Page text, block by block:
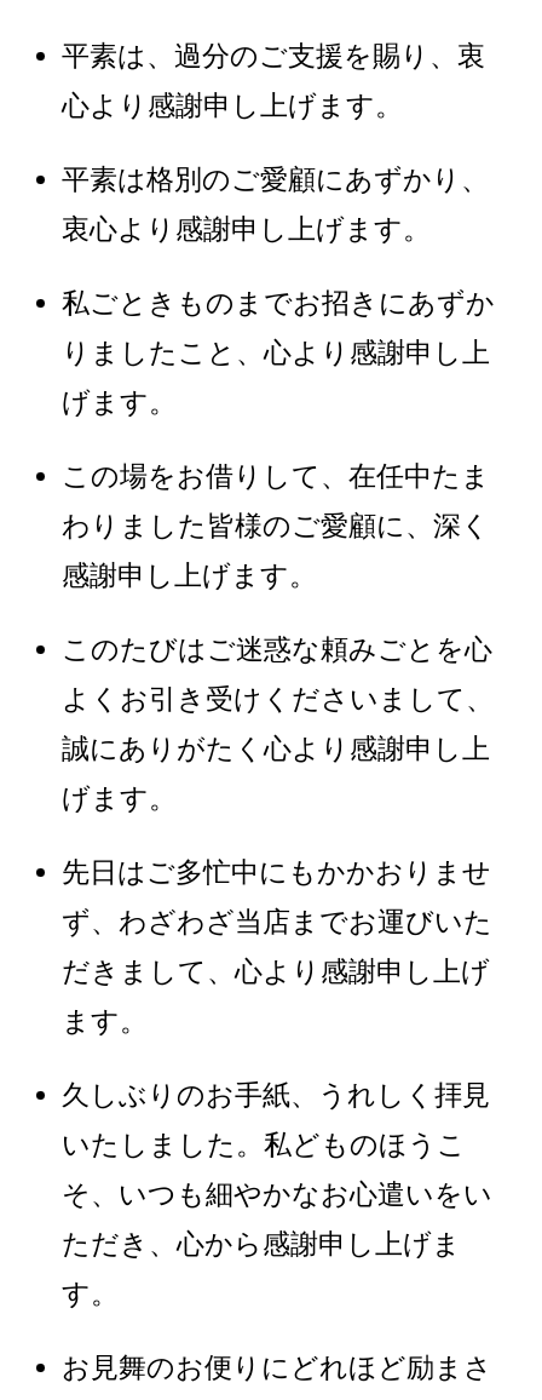
平素は、過分のご支援を賜り、衷
心より感謝申し上げます。
平素は格別のご愛顧にあずかり、
衷心より感謝申し上げます。
私ごときものまでお招きにあずか
りましたこと、心より感謝申し上
げます。
この場をお借りして、在任中たま
わりました皆様のご愛顧に、深く
感謝申し上げます。
このたびはご迷惑な頼みごとを心
よくお引き受けくださいまして、
誠にありがたく心より感謝申し上
げます。
先日はご多忙中にもかかおりませ
ず、わざわざ当店までお運びいた
だきまして、心より感謝申し上げ
ます。
久しぶりのお手紙、うれしく拝見
いたしました。私どものほうこ
そ、いつも細やかなお心遣いをい
ただき、心から感謝申し上げま
す。
お見舞のお便りにどれほど励まさ